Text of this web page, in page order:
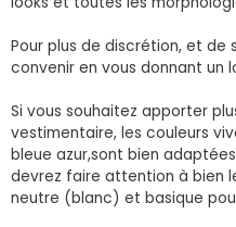
Pour plus de discrétion, et de
convenir en vous donnant un
Si vous souhaitez apporter
vestimentaire, les couleurs
bleue azur,sont bien
devrez faire attention à bien
neutre (blanc) et basique